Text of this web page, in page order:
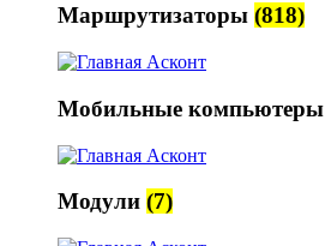
Маршрутизаторы (818)
Мобильные компьютеры
Модули (7)